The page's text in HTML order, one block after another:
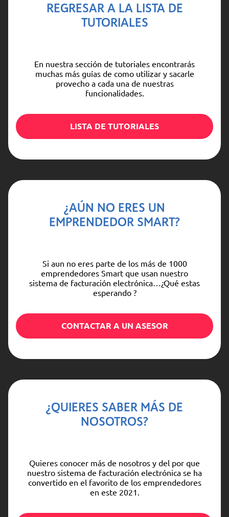
REGRESAR A LA LISTA DE
TUTORIALES
En nuestra sección de tutoriales encontrarás
muchas más guías de como utilizar y sacarle
provecho a cada una de nuestras
funcionalidades.
LISTA DE TUTORIALES
¿AÚN NO ERES UN
EMPRENDEDOR SMART?
Si aun no eres parte de los más de 1000
emprendedores Smart que usan nuestro
sistema de facturación electrónica…¿Qué estas
esperando ?
CONTACTAR A UN ASESOR
¿QUIERES SABER MÁS DE
NOSOTROS?
Quieres conocer más de nosotros y del por que
nuestro sistema de facturación electrónica se ha
convertido en el favorito de los emprendedores
en este 2021.